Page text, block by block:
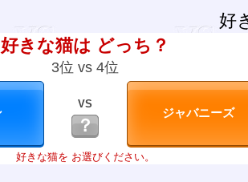
好
好きな猫は どっち？
3位 vs 4位
VS
？
好きな猫を お選びください。